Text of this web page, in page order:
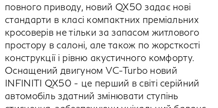
повного приводу, новий QX50 задає нові
стандарти в класі компактних преміальних
кросоверів не тільки за запасом житлового
простору в салоні, але також по жорсткості
конструкції і рівню акустичного комфорту.
Оснащений двигуном VC-Turbo новий
INFINITI QX50 - це перший в світі серійний
автомобіль здатний змінювати ступінь